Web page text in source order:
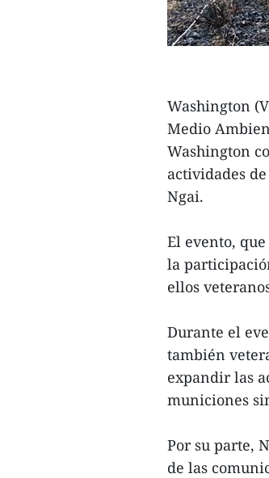
Washington
Medio
Washington
actividades
Ngai.
El evento,
la
ellos
Durante el
también
expandir las
municiones
Por su parte,
de las